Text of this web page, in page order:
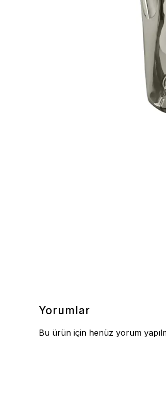
Yorumlar
Bu ürün için henüz yorum